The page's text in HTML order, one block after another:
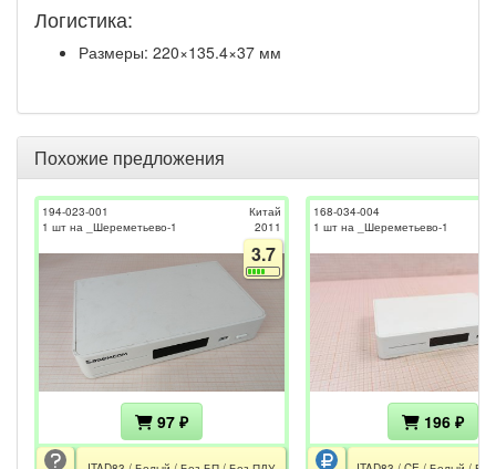
Логистика:
Размеры: 220×135.4×37 мм
Похожие предложения
194-023-001
1 шт на _Шереметьево-1
Китай
2011
3.7
97 ₽
168-034-004
1 шт на _Шереметьево-1
196 ₽